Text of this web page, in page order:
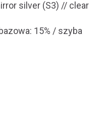
silver (S3) // clear
15% / szyba